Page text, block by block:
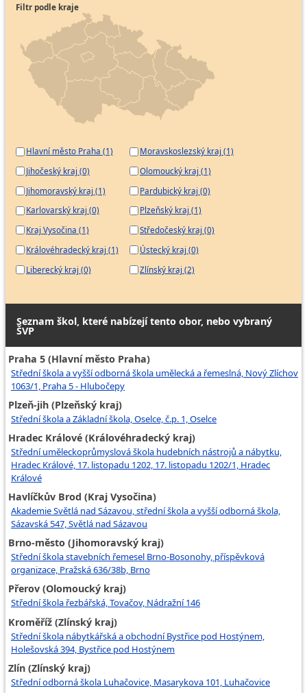
Filtr podle kraje
Hlavní město Praha (1)
Jihočeský kraj (0)
Jihomoravský kraj (1)
Karlovarský kraj (0)
Kraj Vysočina (1)
Královéhradecký kraj (1)
Liberecký kraj (0)
Moravskoslezský kraj (1)
Olomoucký kraj (1)
Pardubický kraj (0)
Plzeňský kraj (1)
Středočeský kraj (0)
Ústecký kraj (0)
Zlínský kraj (2)
Seznam škol, které nabízejí tento obor, nebo vybraný
ŠVP
Praha 5 (Hlavní město Praha)
Střední škola a vyšší odborná škola umělecká a řemeslná, Nový Zlíchov
1063/1, Praha 5 - Hlubočepy
Plzeň-jih (Plzeňský kraj)
Střední škola a Základní škola, Oselce, č.p. 1, Oselce
Hradec Králové (Královéhradecký kraj)
Střední uměleckoprůmyslová škola hudebních nástrojů a nábytku,
Hradec Králové, 17. listopadu 1202, 17. listopadu 1202/1, Hradec
Králové
Havlíčkův Brod (Kraj Vysočina)
Akademie Světlá nad Sázavou, střední škola a vyšší odborná škola,
Sázavská 547, Světlá nad Sázavou
Brno-město (Jihomoravský kraj)
Střední škola stavebních řemesel Brno-Bosonohy, příspěvková
organizace, Pražská 636/38b, Brno
Přerov (Olomoucký kraj)
Střední škola řezbářská, Tovačov, Nádražní 146
Kroměříž (Zlínský kraj)
Střední škola nábytkářská a obchodní Bystřice pod Hostýnem,
Holešovská 394, Bystřice pod Hostýnem
Zlín (Zlínský kraj)
Střední odborná škola Luhačovice, Masarykova 101, Luhačovice